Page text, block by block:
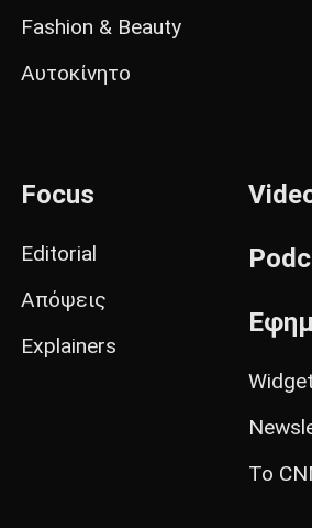
Fashion & Beauty
Αυτοκίνητο
Focus
Editorial
Απόψεις
Explainers
Το